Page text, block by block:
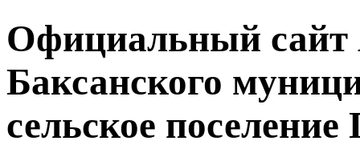
Официальный сайт
Баксанского
сельское